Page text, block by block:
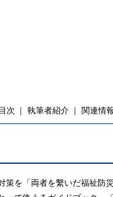
目次 執筆者紹介 関連情
策を「両者を繫いだ福祉防